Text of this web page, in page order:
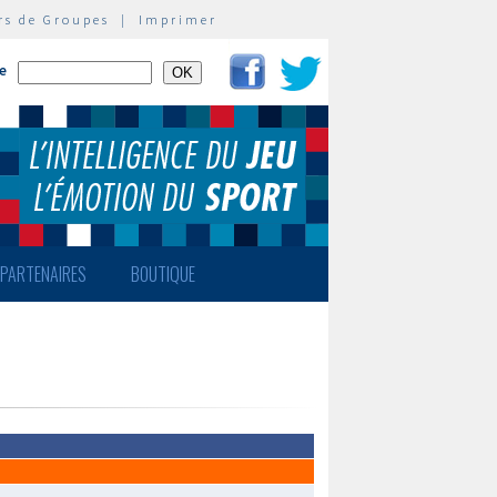
de Groupes | Imprimer
PARTENAIRES BOUTIQUE